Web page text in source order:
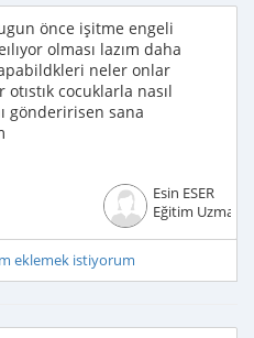
önce işitme engeli
olması lazım daha
neler onlar
cocuklarla nasıl
gönderirisen sana
Esin ESER
Eğitim Uzmanı
eklemek istiyorum